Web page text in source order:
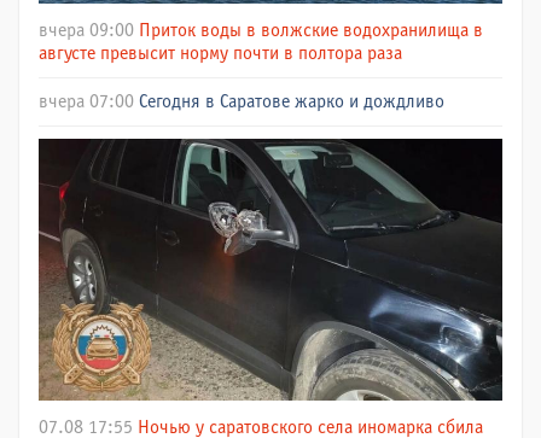
вчера 09:00 Приток воды в волжские водохранилища в
августе превысит норму почти в полтора раза
вчера 07:00 Сегодня в Саратове жарко и дождливо
07.08 17:55 Ночью у саратовского села иномарка сбила